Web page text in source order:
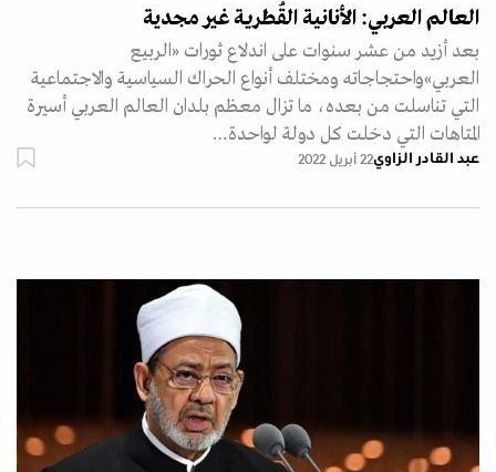
العالم العربي: الأنانية القُطرية غير مجدية
بعد أزيد من عشر سنوات على اندلاع ثورات «الربيع
العربي»واحتجاجاته ومختلف أنواع الحراك السياسية والاجتماعية
التي تناسلت من بعده، ما تزال معظم بلدان العالم العربي أسيرة
المتاهات التي دخلت كل دولة لواحدة…
عبد القادر الزاوي22 أبريل 2022